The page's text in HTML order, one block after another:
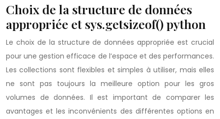
Choix de la structure de données
appropriée et sys.getsizeof() python
Le choix de la structure de données appropriée est crucial
pour une gestion efficace de l’espace et des performances.
Les collections sont flexibles et simples à utiliser, mais elles
ne sont pas toujours la meilleure option pour les gros
volumes de données. Il est important de comparer les
avantages et les inconvénients des différentes options en